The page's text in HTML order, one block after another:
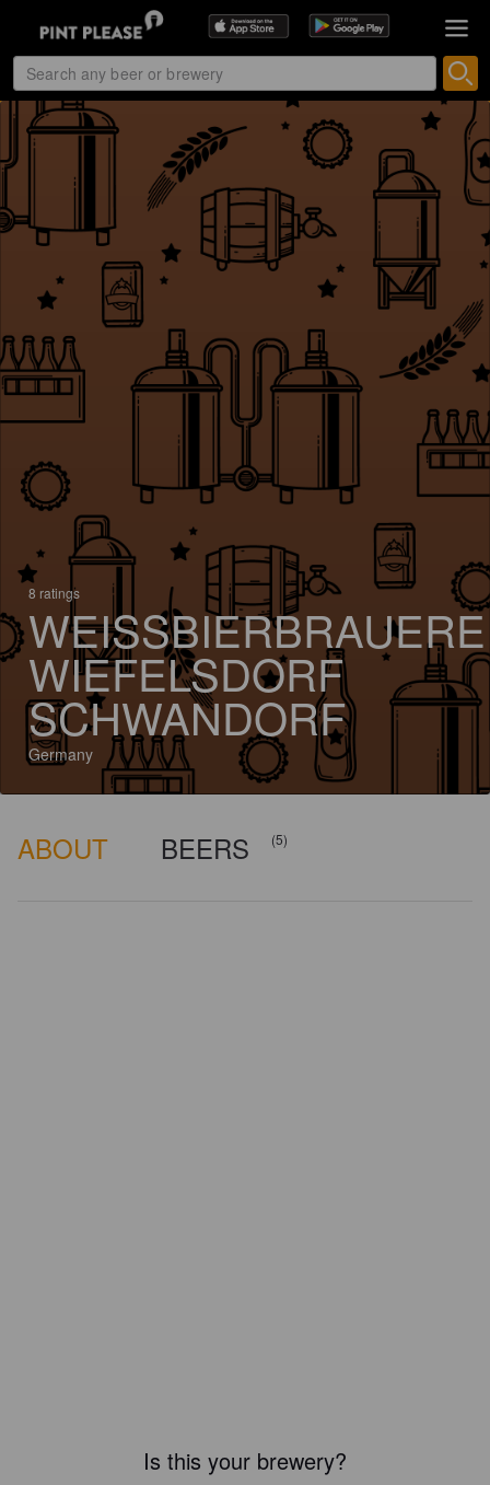
8 ratings
WEISSBIERBRAUEREI
IEFELSDORF S
CHWANDORF
Germany
ABOUT BEERS (5)
Is this your brewery?